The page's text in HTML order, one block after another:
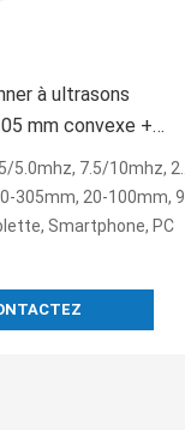
à ultrasons
mm convexe +
7.5/10mhz, 2.5/5.0mhz
20-100mm, 90-160mm
Smartphone, PC